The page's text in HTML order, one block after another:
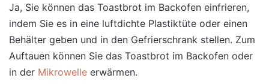
Ja, Sie können das Toastbrot im Backofen einfrieren,
indem Sie es in eine luftdichte Plastiktüte oder einen
Behälter geben und in den Gefrierschrank stellen. Zum
Auftauen können Sie das Toastbrot im Backofen oder
in der Mikrowelle erwärmen.